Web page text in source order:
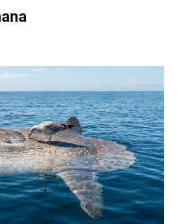
na superfície oceânica para
ectoparasitas